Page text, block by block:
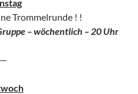
Trommelrunde ! !
– wöchentlich – 20 Uhr
—